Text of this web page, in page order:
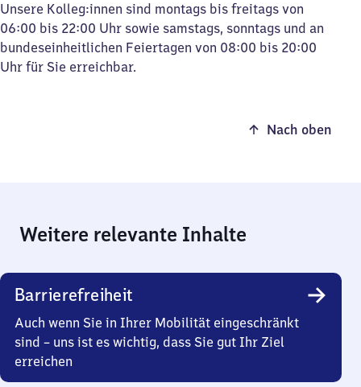
Unsere Kolleg:innen sind montags bis freitags von
06:00 bis 22:00 Uhr sowie samstags, sonntags und an
bundeseinheitlichen Feiertagen von 08:00 bis 20:00
Uhr für Sie erreichbar.
Nach oben
Weitere relevante Inhalte
Barrierefreiheit
Auch wenn Sie in Ihrer Mobilität eingeschränkt
sind – uns ist es wichtig, dass Sie gut Ihr Ziel
erreichen